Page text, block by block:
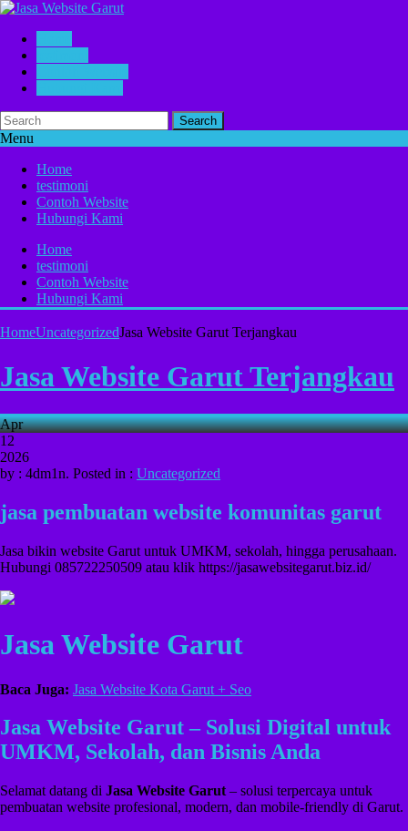
Search
Menu
Home
testimoni
Contoh Website
Hubungi Kami
Home
testimoni
Contoh Website
Hubungi Kami
HomeUncategorizedJasa Website Garut Terjangkau
Jasa Website Garut Terjangkau
Apr
12
2026
by : 4dm1n. Posted in : Uncategorized
jasa pembuatan website komunitas garut
Jasa bikin website Garut untuk UMKM, sekolah, hingga perusahaan.
Hubungi 085722250509 atau klik https://jasawebsitegarut.biz.id/
Jasa Website Garut
Baca Juga: Jasa Website Kota Garut + Seo
Jasa Website Garut – Solusi Digital untuk
UMKM, Sekolah, dan Bisnis Anda
Selamat datang di Jasa Website Garut – solusi terpercaya untuk
pembuatan website profesional, modern, dan mobile-friendly di Garut.